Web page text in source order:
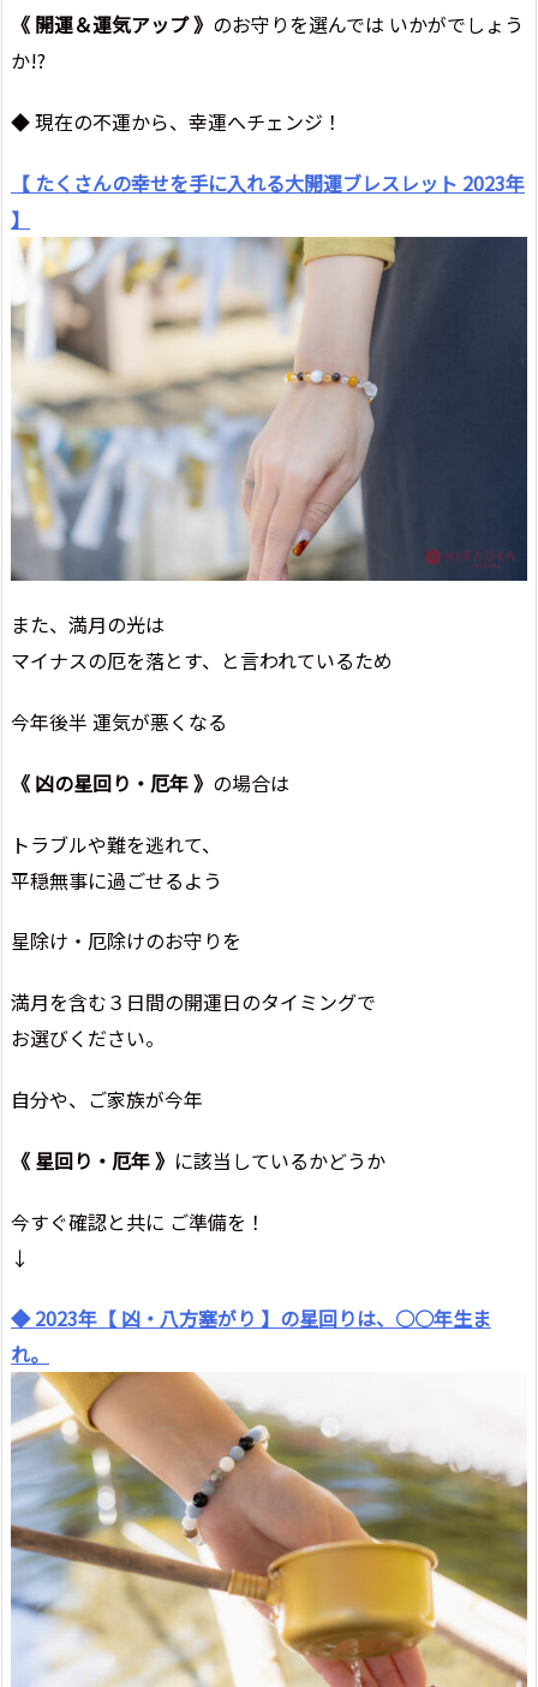
《 開運＆運気アップ 》 のお守りを選んでは いかがでしょう
か!?
◆ 現在の不運から、幸運へチェンジ！
【 たくさんの幸せを手に入れる大開運ブレスレット 2023年
】
また、満月の光は
マイナスの厄を落とす、と言われているため
今年後半 運気が悪くなる
《 凶の星回り・厄年 》 の場合は
トラブルや難を逃れて、
平穏無事に過ごせるよう
星除け・厄除けのお守りを
満月を含む３日間の開運日のタイミングで
お選びください。
自分や、ご家族が今年
《 星回り・厄年 》 に該当しているかどうか
今すぐ確認と共に ご準備を！
↓
◆ 2023年【 凶・八方塞がり 】の星回りは、○○年生ま
れ。